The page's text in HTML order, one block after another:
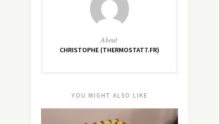
About
CHRISTOPHE (THERMOSTAT7.FR)
YOU MIGHT ALSO LIKE